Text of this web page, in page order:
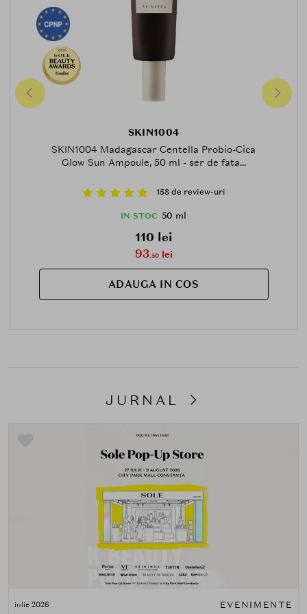
2025
Finalist
SKIN1004
SKIN1004 Madagascar Centella Probio-Cica
Glow Sun Ampoule, 50 ml - ser de fata...
158 de review-uri
IN STOC 50 ml
110 lei
93.50lei
ADAUGA IN COS
JURNAL
iulie 2026 EVENIMENTE